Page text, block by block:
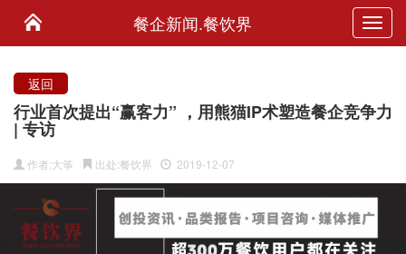
餐企新闻.餐饮界
返回
行业首次提出“赢客力” ，用熊猫IP术塑造餐企竞争力
| 专访
作者:大筝 出处:餐饮界 2019-12-07